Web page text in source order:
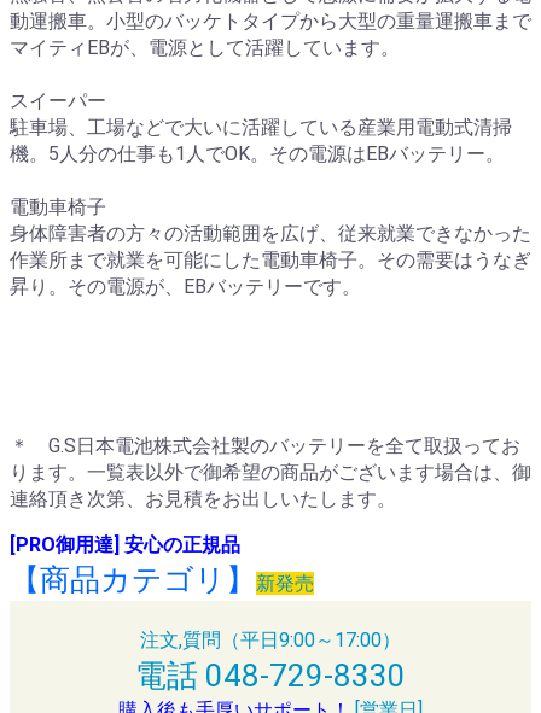
動運搬車。小型のバッケトタイプから大型の重量運搬車まで
マイティEBが、電源として活躍しています。
スイーパー
駐車場、工場などで大いに活躍している産業用電動式清掃
機。5人分の仕事も1人でOK。その電源はEBバッテリー。
電動車椅子
身体障害者の方々の活動範囲を広げ、従来就業できなかった
作業所まで就業を可能にした電動車椅子。その需要はうなぎ
昇り。その電源が、EBバッテリーです。
＊ G.S日本電池株式会社製のバッテリーを全て取扱ってお
ります。一覧表以外で御希望の商品がございます場合は、御
連絡頂き次第、お見積をお出しいたします。
[PRO御用達] 安心の正規品
【商品カテゴリ】 新発売
注文,質問（平日9:00～17:00）
電話 048-729-8330